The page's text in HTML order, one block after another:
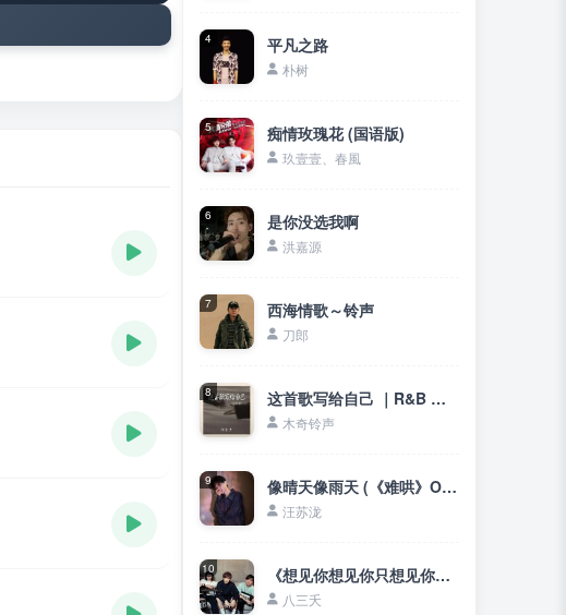
4 平凡之路
朴树
5 痴情玫瑰花 (国语版)
玖壹壹、春風
6 是你没选我啊
洪嘉源
7 西海情歌～铃声
刀郎
8 这首歌写给自己 ｜R&B 抖音歌 完整版｜This Song Is Written for Myself
木奇铃声
9 像晴天像雨天 (《难哄》OST)
汪苏泷
10 《想见你想见你只想见你》想见你只想见你❤未来过去我只想见你
八三夭